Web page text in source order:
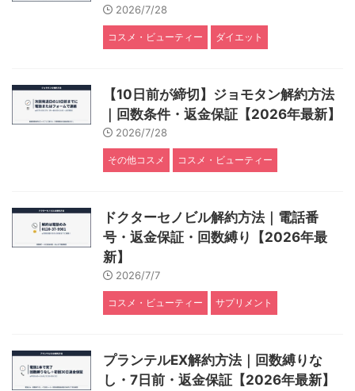
2026/7/28
コスメ・ビューティー ダイエット
【10日前が締切】ジョモタン解約方法
｜回数条件・返金保証【2026年最新】
2026/7/28
その他コスメ コスメ・ビューティー
ドクターセノビル解約方法｜電話番
号・返金保証・回数縛り【2026年最
新】
2026/7/7
コスメ・ビューティー サプリメント
プランテルEX解約方法｜回数縛りな
し・7日前・返金保証【2026年最新】